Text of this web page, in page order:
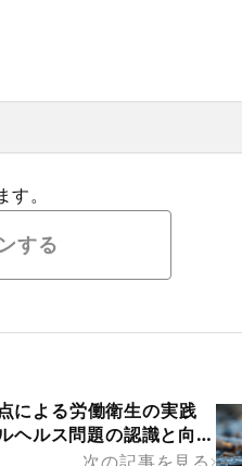
。
する
による労働衛生の実践
ルス問題の認識と向き